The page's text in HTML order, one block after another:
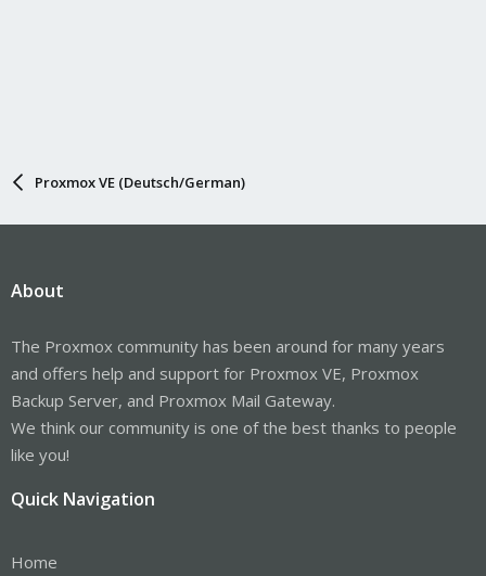
Proxmox VE (Deutsch/German)
About
The Proxmox community has been around for many years
and offers help and support for Proxmox VE, Proxmox
Backup Server, and Proxmox Mail Gateway.
We think our community is one of the best thanks to people
like you!
Quick Navigation
Home